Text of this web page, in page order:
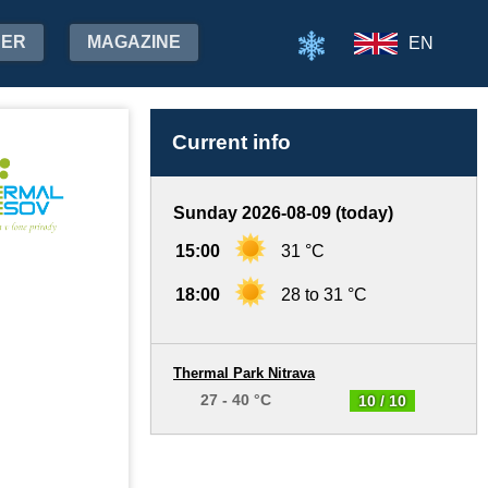
MAGAZINE EN
Current info
Sunday 2026-08-09 (today)
15:00 31 °C
18:00 28 to 31 °C
10 / 10
Thermal Park Nitrava
27 - 40 °C